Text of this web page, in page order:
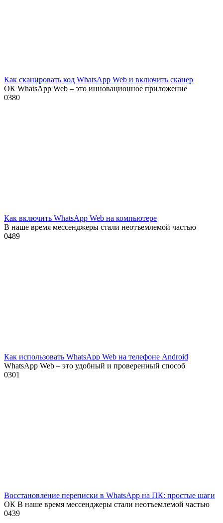
Как сканировать код WhatsApp Web и включить сканер
ОК WhatsApp Web – это инновационное приложение
0380
Как включить WhatsApp Web на компьютере
В наше время мессенджеры стали неотъемлемой частью
0489
Как использовать WhatsApp Web на телефоне Android
WhatsApp Web – это удобный и проверенный способ
0301
Восстановление переписки в WhatsApp на ПК: простые шаги
ОК В наше время мессенджеры стали неотъемлемой частью
0439